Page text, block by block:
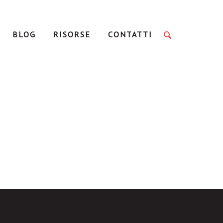
BLOG RISORSE CONTATTI